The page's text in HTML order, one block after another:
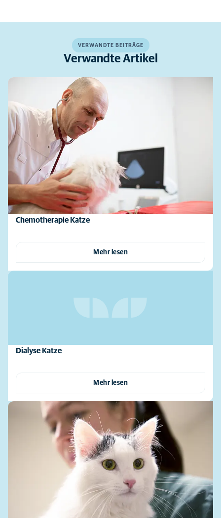
VERWANDTE BEITRÄGE
Verwandte Artikel
Chemotherapie Katze
Mehr lesen
Dialyse Katze
Mehr lesen